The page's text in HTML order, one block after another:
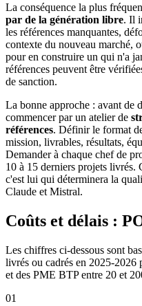
La conséquence la plus
par de la génération libre. Il
les références manquantes,
contexte du nouveau marché,
pour en construire un qui n'a
références peuvent être
de sanction.
La bonne approche : avant de
commencer par un atelier de
références. Définir le format
mission, livrables, résultats,
Demander à chaque chef de
10 à 15 derniers projets livrés.
c'est lui qui déterminera la
Claude et Mistral.
Coûts et délais :
Les chiffres ci-dessous sont
livrés ou cadrés en 2025-2026
et des PME BTP entre 20 et
01